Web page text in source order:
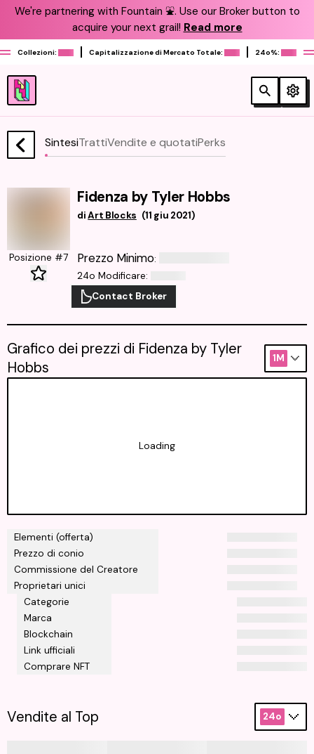
We're partnering with Fountain ⛲️. Use our Broker button to
acquire your next grail! Read more
Collezioni: Capitalizzazione di Mercato Totale: 24o%:
SintesiTrattiVendite e quotatiPerks
Fidenza by Tyler Hobbs
diArt Blocks (11 giu 2021)
Posizione #7 Prezzo Minimo:
24o Modificare:
Contact Broker
Elementi (offerta)
Prezzo di conio
Commissione del Creatore
Proprietari unici
Categorie
Marca
Blockchain
Link ufficiali
Comprare NFT
Grafico dei prezzi di Fidenza by Tyler
Hobbs
1M
Loading
Vendite al Top 24o